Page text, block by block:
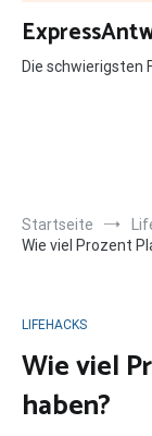
Zum
Inhalt
springen
Die schwierigsten
Startseite
Wie viel Prozent
LIFEHACKS
Wie viel
haben?